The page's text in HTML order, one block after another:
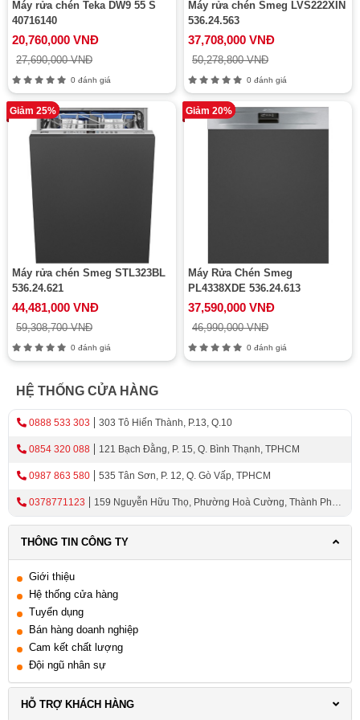
Máy rửa chén Teka DW9 55 S
40716140
20,760,000 VNĐ
27,690,000 VNĐ
0 đánh giá
Máy rửa chén Smeg LVS222XIN
536.24.563
37,708,000 VNĐ
50,278,800 VNĐ
0 đánh giá
Giảm 25%
Máy rửa chén Smeg STL323BL
536.24.621
44,481,000 VNĐ
59,308,700 VNĐ
0 đánh giá
Giảm 20%
Máy Rửa Chén Smeg
PL4338XDE 536.24.613
37,590,000 VNĐ
46,990,000 VNĐ
0 đánh giá
HỆ THỐNG CỬA HÀNG
0888 533 303 303 Tô Hiến Thành, P.13, Q.10
0854 320 088 121 Bạch Đằng, P. 15, Q. Bình Thạnh, TPHCM
0987 863 580 535 Tân Sơn, P. 12, Q. Gò Vấp, TPHCM
0378771123
159 Nguyễn Hữu Thọ, Phường Hoà Cường, Thành Phố
THÔNG TIN CÔNG TY
Giới thiệu
Hệ thống cửa hàng
Tuyển dụng
Bán hàng doanh nghiệp
Cam kết chất lượng
Đội ngũ nhân sự
HỖ TRỢ KHÁCH HÀNG